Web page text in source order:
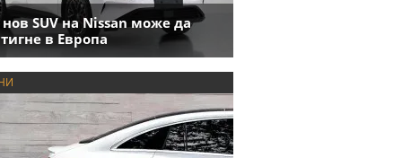
SUV на Nissan може да
в Европа